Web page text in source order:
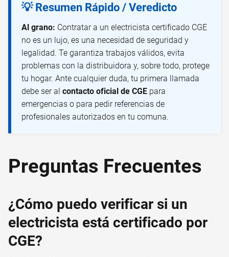
💡 Resumen Rápido / Veredicto
Al grano: Contratar a un electricista certificado CGE
no es un lujo, es una necesidad de seguridad y
legalidad. Te garantiza trabajos válidos, evita
problemas con la distribuidora y, sobre todo, protege
tu hogar. Ante cualquier duda, tu primera llamada
debe ser al contacto oficial de CGE para
emergencias o para pedir referencias de
profesionales autorizados en tu comuna.
Preguntas Frecuentes
¿Cómo puedo verificar si un
electricista está certificado por
CGE?